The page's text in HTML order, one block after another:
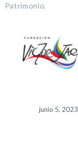
Patrimonio.
junio 5, 2023